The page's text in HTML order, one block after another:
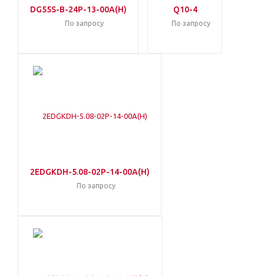
DG55S-B-24P-13-00A(H)
По запросу
Q10-4
По запросу
2EDGKDH-5.08-02P-14-00A(H)
По запросу